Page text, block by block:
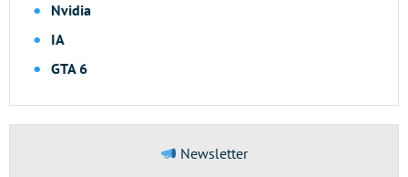
Nvidia
IA
GTA 6
Newsletter